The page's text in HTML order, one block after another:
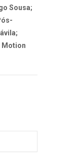
Sousa;
Motion